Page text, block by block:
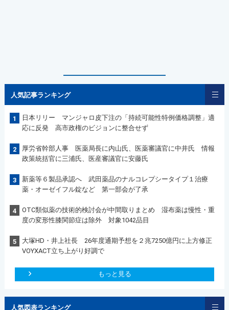
人気記事ランキング
1
日本リリー マンジャロ皮下注の「持続可能性特例価格調整」適
応に反発 高市政権のビジョンに整合せず
2
厚労省幹部人事 医薬局長に内山氏、医薬審議官に中井氏 情報
政策統括官に三浦氏、医産審議官に安藤氏
3
新薬等６製品承認へ 武田薬品のナルコレプシータイプ１治療
薬・オーゼイフル錠など 第一部会が了承
4
OTC類似薬の技術的検討会が中間取りまとめ 湿布薬は慢性・重
度の変形性膝関節症は除外 対象1042品目
5
大塚HD・井上社長 26年度通期予想を２兆7250億円に上方修正
VOYXACT立ち上がり好調で
もっと見る
人気図表ランキング